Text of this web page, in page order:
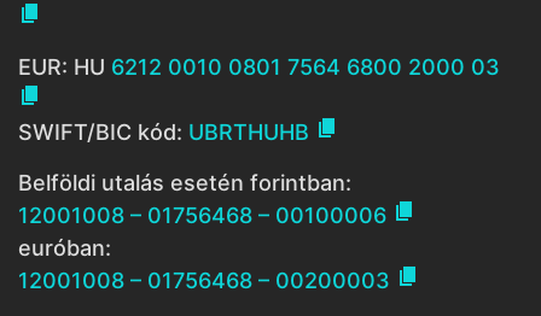

EUR: HU 6212 0010 0801 7564 6800 2000 03

SWIFT/BIC kód: UBRTHUHB 
Belföldi utalás esetén forintban:
12001008 – 01756468 – 00100006 
euróban:
12001008 – 01756468 – 00200003 